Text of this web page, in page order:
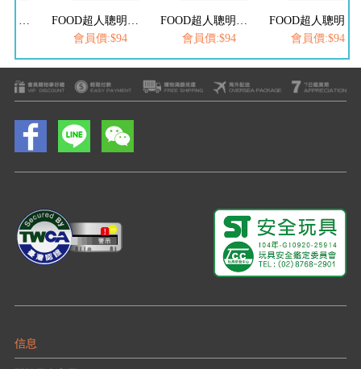
FOOD超人聰明認知大圖卡-簡易ABC*新版
FOOD超人聰明認知大圖卡-趣味123*新版
會員價:$94
FOOD超人聰明認知大圖卡-動物王國*新版
會員價:$94
會員價:$94
信息